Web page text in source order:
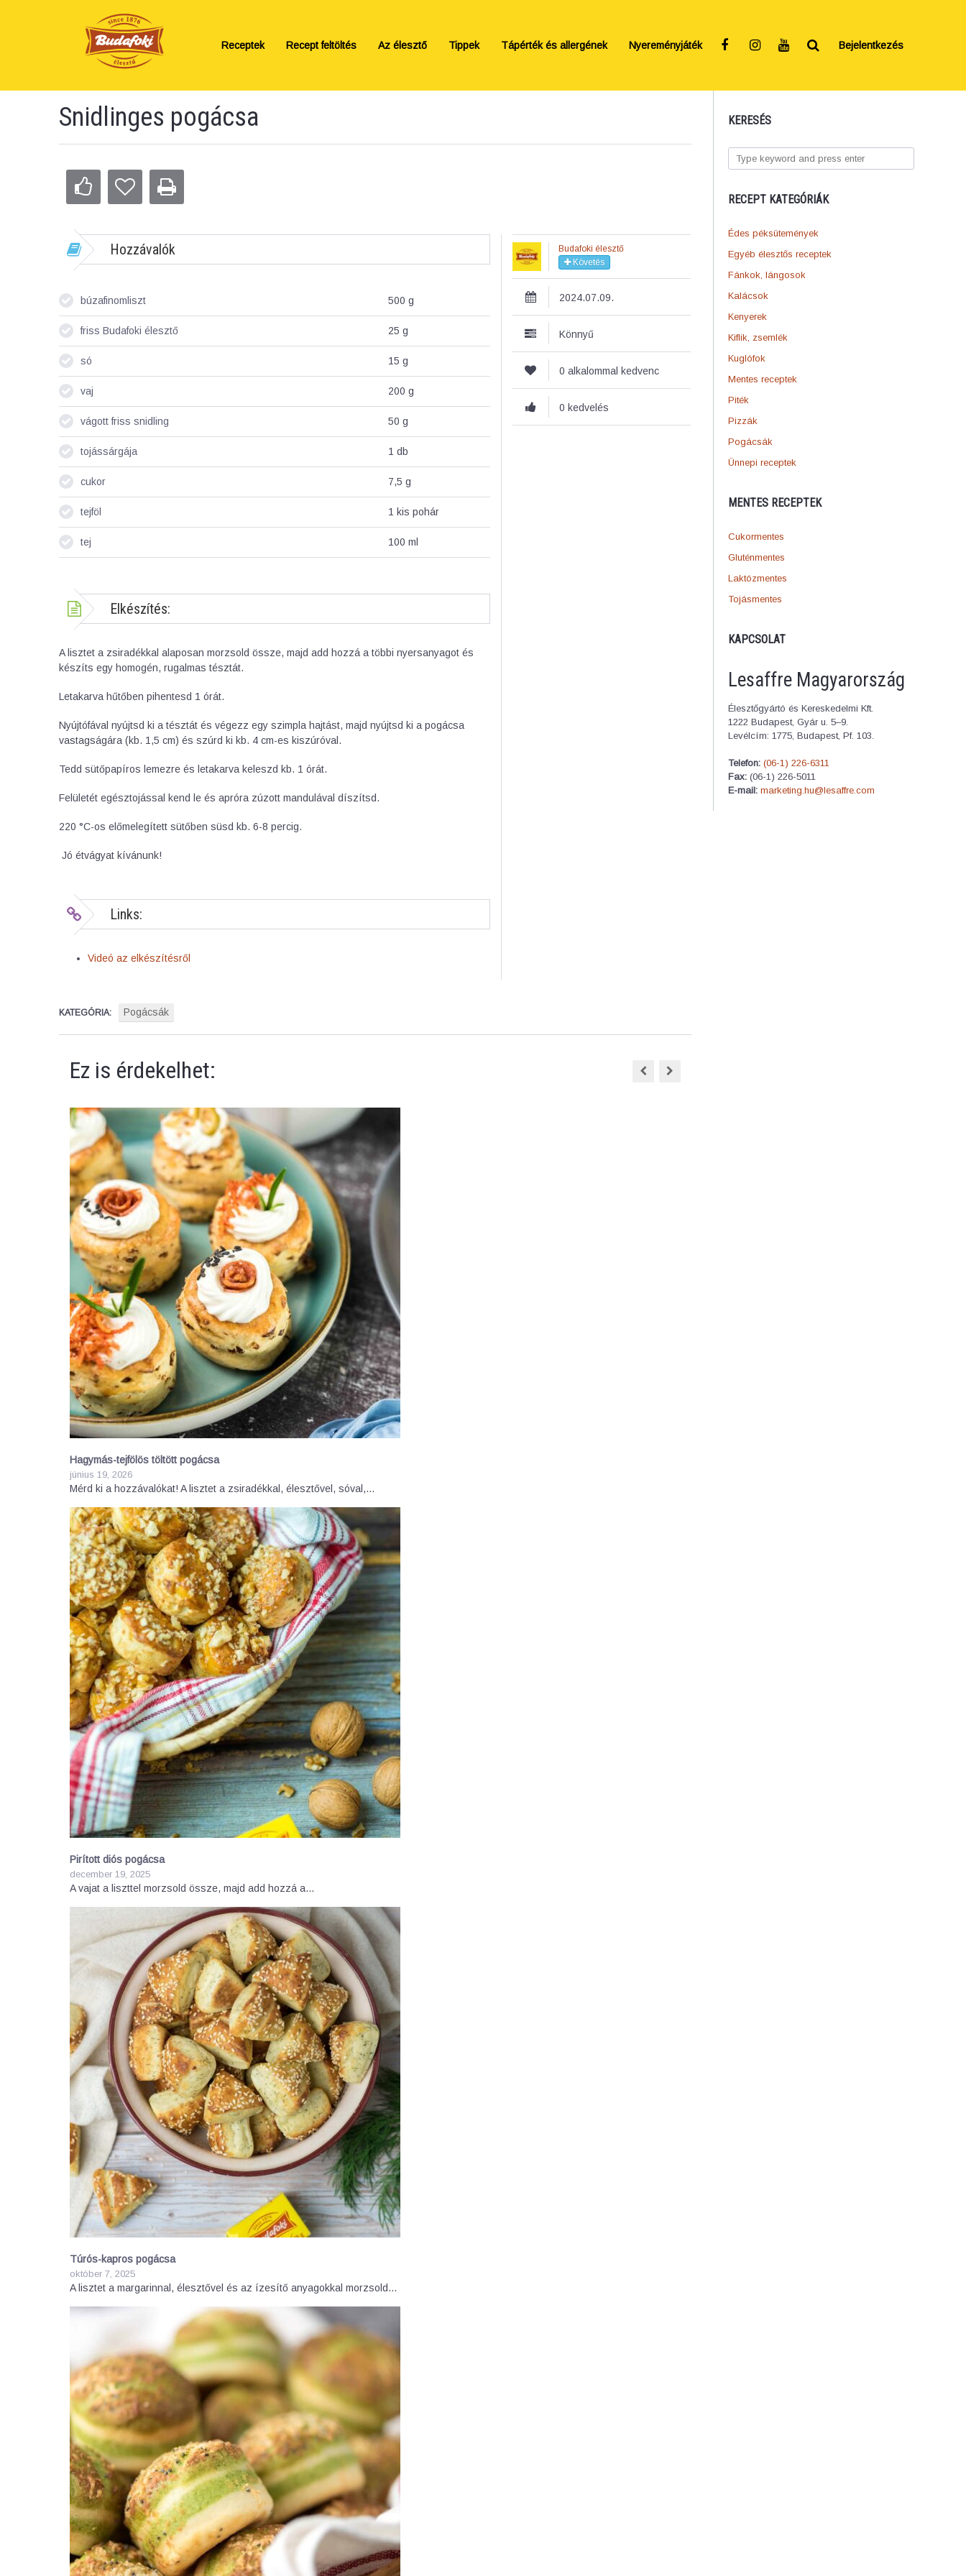
Receptek Recept feltöltés Az élesztő Tippek Tápérték és allergének Nyereményjáték Bejelentkezés
KERESÉS
RECEPT KATEGÓRIÁK
Édes péksütemények
Egyéb élesztős receptek
Fánkok, lángosok
Kalácsok
Kenyerek
Kiflik, zsemlék
Kuglófok
Mentes receptek
Piték
Pizzák
Pogácsák
Ünnepi receptek
MENTES RECEPTEK
Cukormentes
Gluténmentes
Laktózmentes
Tojásmentes
KAPCSOLAT
Lesaffre Magyarország
Élesztőgyártó és Kereskedelmi Kft.
1222 Budapest, Gyár u. 5–9.
Levélcím: 1775, Budapest, Pf. 103.
Telefon: (06-1) 226-6311
Fax: (06-1) 226-5011
E-mail: marketing.hu@lesaffre.com
Snidlinges pogácsa
Hozzávalók
búzafinomliszt 500 g
friss Budafoki élesztő 25 g
só 15 g
vaj 200 g
vágott friss snidling 50 g
tojássárgája 1 db
cukor 7,5 g
tejföl 1 kis pohár
tej 100 ml
Elkészítés:
A lisztet a zsiradékkal alaposan morzsold össze, majd add hozzá a többi nyersanyagot és
készíts egy homogén, rugalmas tésztát.
Letakarva hűtőben pihentesd 1 órát.
Nyújtófával nyújtsd ki a tésztát és végezz egy szimpla hajtást, majd nyújtsd ki a pogácsa
vastagságára (kb. 1,5 cm) és szúrd ki kb. 4 cm-es kiszúróval.
Tedd sütőpapíros lemezre és letakarva keleszd kb. 1 órát.
Felületét egésztojással kend le és apróra zúzott mandulával díszítsd.
220 °C-os előmelegített sütőben süsd kb. 6-8 percig.
Jó étvágyat kívánunk!
Links:
Videó az elkészítésről
Budafoki élesztő
Követés
2024.07.09.
Könnyű
0 alkalommal kedvenc
0 kedvelés
KATEGÓRIA: Pogácsák
Ez is érdekelhet:
Hagymás-tejfölös töltött pogácsa
június 19, 2026
Mérd ki a hozzávalókat! A lisztet a zsiradékkal, élesztővel, sóval,…
Pirított diós pogácsa
december 19, 2025
A vajat a liszttel morzsold össze, majd add hozzá a…
Túrós-kapros pogácsa
október 7, 2025
A lisztet a margarinnal, élesztővel és az ízesítő anyagokkal morzsold…